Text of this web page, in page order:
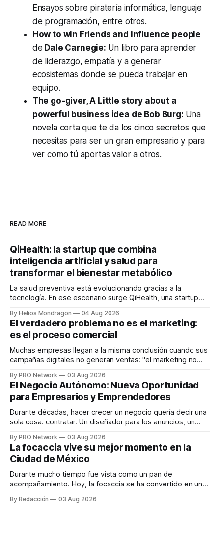
Ensayos sobre piratería informática, lenguaje
de programación, entre otros.
How to win Friends and influence people
de Dale Carnegie: Un libro para aprender
de liderazgo, empatía y a generar
ecosistemas donde se pueda trabajar en
equipo.
The go-giver, A Little story about a
powerful business idea de Bob Burg: Una
novela corta que te da los cinco secretos que
necesitas para ser un gran empresario y para
ver como tú aportas valor a otros.
READ MORE
QiHealth: la startup que combina
inteligencia artificial y salud para
transformar el bienestar metabólico
La salud preventiva está evolucionando gracias a la
tecnología. En ese escenario surge QiHealth, una startup
dispositivos inteligentes, inteligencia artificial y monitoreo
en tiempo real para ayudar a las personas a tomar mejores
decisiones sobre su salud metabólica. Su propuesta busca
responder
By Helios Mondragon 04 Aug 2026
El verdadero problema no es el marketing:
es el proceso comercial
Muchas empresas llegan a la misma conclusión cuando sus
campañas digitales no generan ventas: "el marketing no
INTERIUS, el problema suele estar en otro lugar. Durante
una entrevista para el podcast SER PRO, el especialista en
marketing digital explicó que
By PRO Network 03 Aug 2026
El Negocio Autónomo: Nueva Oportunidad
para Empresarios y Emprendedores
Durante décadas, hacer crecer un negocio quería decir una
sola cosa: contratar. Un diseñador para los anuncios, un
para los textos, alguien que supiera de publicidad digital
para encontrar prospectos, un vendedor para atender
llamadas y mensajes, y —con suerte— una persona
By PRO Network 03 Aug 2026
La focaccia vive su mejor momento en la
Ciudad de México
Durante mucho tiempo fue vista como un pan de
acompañamiento. Hoy, la focaccia se ha convertido en uno
artesanal, ingredientes de calidad y experiencias que
By Redacción 03 Aug 2026